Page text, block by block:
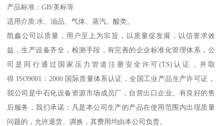
产品标准：GB/美标等
适用介质:水、油品、气体、蒸汽、酸类。
凯鑫公司以质量，用户至上为宗旨，以质量促发展，以信誉求效
益，生产设备齐全，检测手段，有完善的企业标准化管理体系，公
司是同行通过国家压力管道注册安全许可(TS)认证，并取
得 ISO9001：2000 国际质量体系认证，全国工业产品生产许可证，
我公司是中石化设备资源市场成员厂，自营出口企业。有良好的售
后服务，我们承诺：凡是本公司生产的产品在使用范围内出现质量
问题的，允许退货、调换，其费用均由本公司负责。